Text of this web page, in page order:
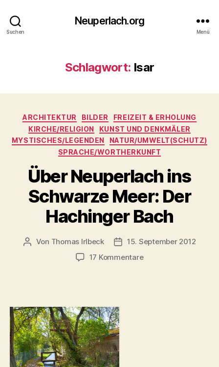
Suchen
Neuperlach.org
Menü
Schlagwort: Isar
Kategorien
ARCHITEKTUR BILDER
FREIZEIT & ERHOLUNG
KIRCHE/RELIGION
KUNST UND DENKMÄLER
MYSTISCHES/LEGENDEN
NATUR/UMWELT(SCHUTZ)
SPRACHE/WORTHERKUNFT
Über Neuperlach ins
Schwarze Meer: Der
Hachinger Bach
Beitragsautor
Von Thomas Irlbeck Veröffentlichungsdatum
15. September 2012
17 Kommentarezu